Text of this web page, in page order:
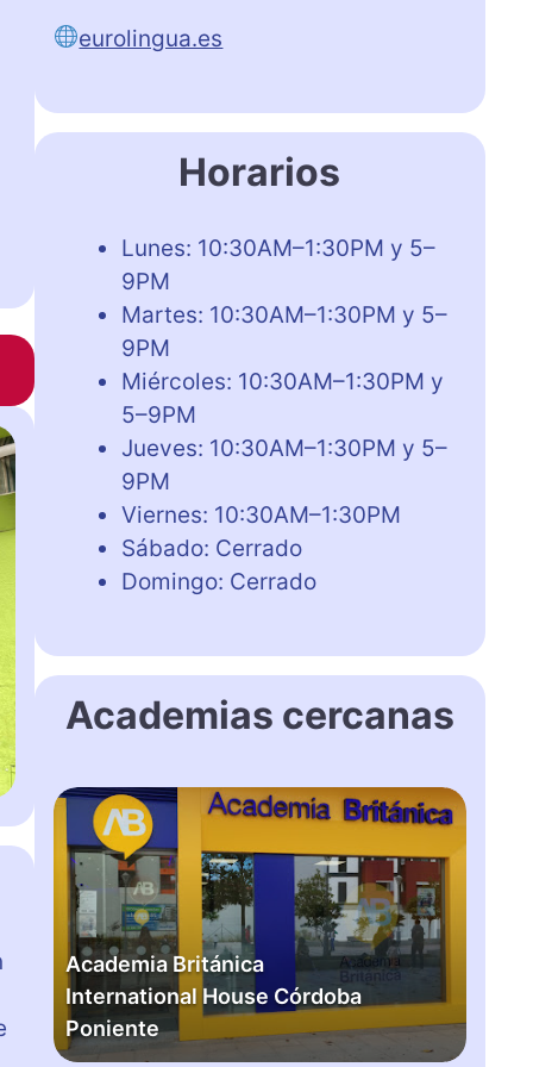
eurolingua.es
Horarios
Lunes: 10:30AM–1:30PM y 5–
9PM
Martes: 10:30AM–1:30PM y 5–
9PM
Miércoles: 10:30AM–1:30PM y
5–9PM
Jueves: 10:30AM–1:30PM y 5–
9PM
Viernes: 10:30AM–1:30PM
Sábado: Cerrado
Domingo: Cerrado
Academias cercanas
Academia Británica
International House Córdoba
Poniente
A
m
r